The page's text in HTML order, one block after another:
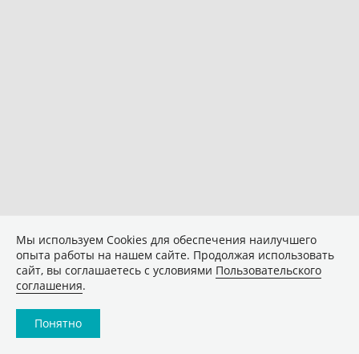
Мы используем Сookies для обеспечения наилучшего
опыта работы на нашем сайте. Продолжая использовать
сайт, вы соглашаетесь с условиями Пользовательского
соглашения.
Понятно